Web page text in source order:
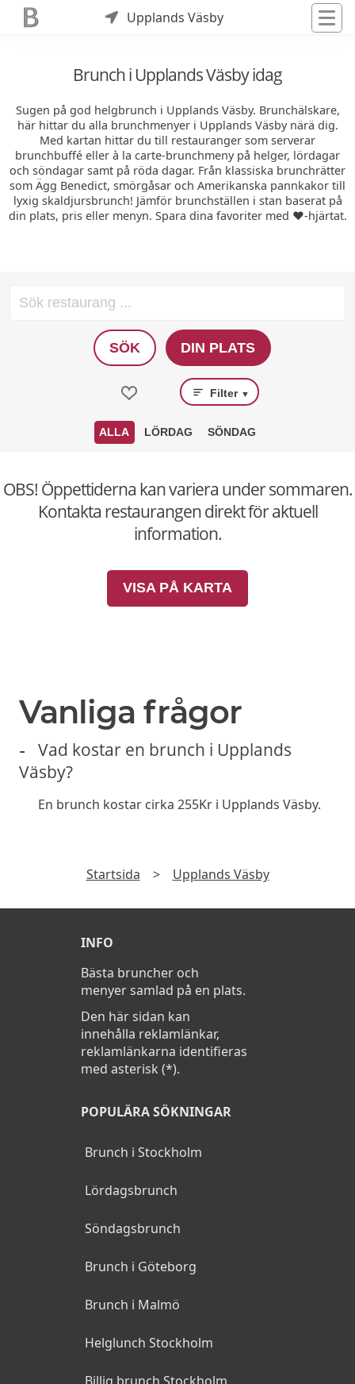
Upplands Väsby
Brunch i Upplands Väsby idag
Sugen på god helgbrunch i Upplands Väsby. Brunchälskare,
här hittar du alla brunchmenyer i Upplands Väsby närä dig.
Med kartan hittar du till restauranger som serverar
brunchbuffé eller à la carte-brunchmeny på helger, lördagar
och söndagar samt på röda dagar. Från klassiska brunchrätter
som Ägg Benedict, smörgåsar och Amerikanska pannkakor till
lyxig skaldjursbrunch! Jämför brunchställen i stan baserat på
din plats, pris eller menyn. Spara dina favoriter med ❤️-hjärtat.
SÖK DIN PLATS
Filter ▼
ALLA LÖRDAG SÖNDAG
OBS! Öppettiderna kan variera under sommaren.
Kontakta restaurangen direkt för aktuell
information.
VISA PÅ KARTA
Vanliga frågor
Vad kostar en brunch i Upplands
Väsby?
En brunch kostar cirka 255Kr i Upplands Väsby.
Startsida > Upplands Väsby
INFO
Bästa bruncher och
menyer samlad på en plats.
Den här sidan kan
innehålla reklamlänkar,
reklamlänkarna identifieras
med asterisk (*).
POPULÄRA SÖKNINGAR
Brunch i Stockholm
Lördagsbrunch
Söndagsbrunch
Brunch i Göteborg
Brunch i Malmö
Helglunch Stockholm